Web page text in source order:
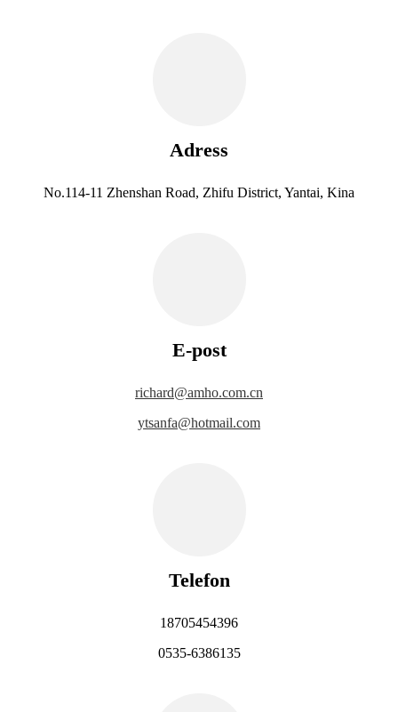
Adress
No.114-11 Zhenshan Road, Zhifu District, Yantai, Kina
E-post
richard@amho.com.cn
ytsanfa@hotmail.com
Telefon
18705454396
0535-6386135